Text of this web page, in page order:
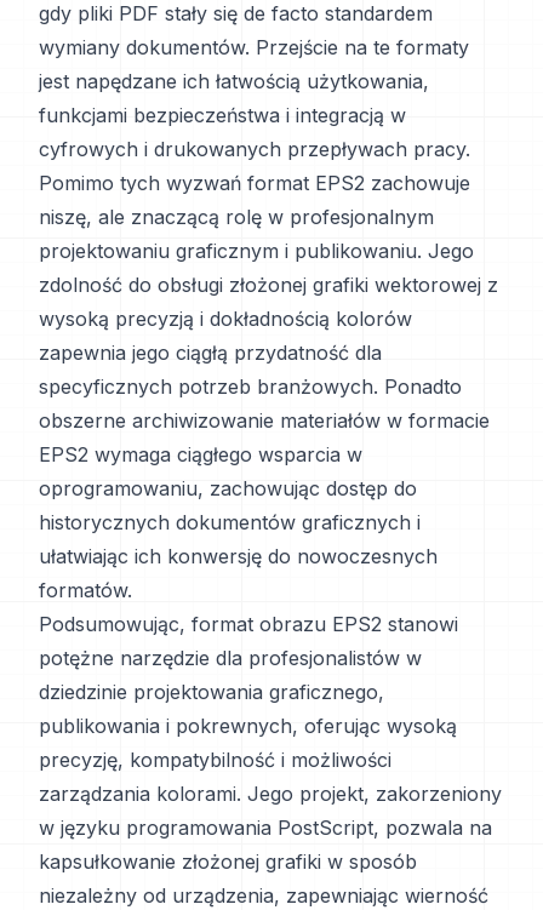
gdy pliki PDF stały się de facto standardem
wymiany dokumentów. Przejście na te formaty
jest napędzane ich łatwością użytkowania,
funkcjami bezpieczeństwa i integracją w
cyfrowych i drukowanych przepływach pracy.
Pomimo tych wyzwań format EPS2 zachowuje
niszę, ale znaczącą rolę w profesjonalnym
projektowaniu graficznym i publikowaniu. Jego
zdolność do obsługi złożonej grafiki wektorowej z
wysoką precyzją i dokładnością kolorów
zapewnia jego ciągłą przydatność dla
specyficznych potrzeb branżowych. Ponadto
obszerne archiwizowanie materiałów w formacie
EPS2 wymaga ciągłego wsparcia w
oprogramowaniu, zachowując dostęp do
historycznych dokumentów graficznych i
ułatwiając ich konwersję do nowoczesnych
formatów.
Podsumowując, format obrazu EPS2 stanowi
potężne narzędzie dla profesjonalistów w
dziedzinie projektowania graficznego,
publikowania i pokrewnych, oferując wysoką
precyzję, kompatybilność i możliwości
zarządzania kolorami. Jego projekt, zakorzeniony
w języku programowania PostScript, pozwala na
kapsułkowanie złożonej grafiki w sposób
niezależny od urządzenia, zapewniając wierność